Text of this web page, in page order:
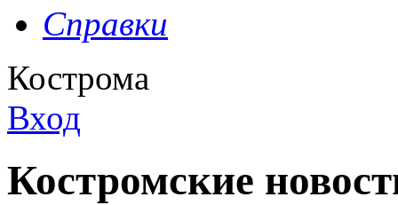
Справки
Кострома
Вход
Костромские